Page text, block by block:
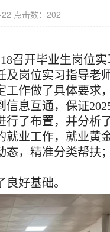
点击数： 202
召开毕业生岗位
及岗位实习指导老
工作做了具体要求
息互通，保证
行了布置，并分析
业工作，就业黄
，精准分类帮扶
好基础。